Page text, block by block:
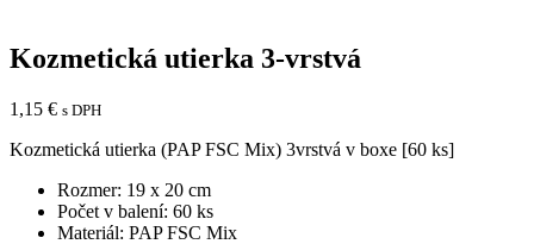
Kozmetická utierka 3-vrstvá
1,15 € s DPH
Kozmetická utierka (PAP FSC Mix) 3vrstvá v boxe [60 ks]
Rozmer: 19 x 20 cm
Počet v balení: 60 ks
Materiál: PAP FSC Mix